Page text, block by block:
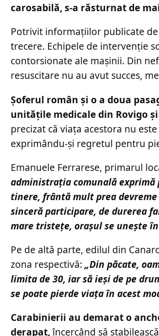
carosabilă, s-a răsturnat de
Potrivit informațiilor publicate de
trecere. Echipele de intervenție
contorsionate ale mașinii. Din
resuscitare nu au avut succes,
Șoferul român și o a doua
unitățile medicale din Rovigo
precizat că viața acestora nu
exprimându-și regretul pentru
Emanuele Ferrarese, primarul
administrația comunală
tinere, frântă mult prea
sinceră participare, de durerea
mare tristețe, orașul se unește
Pe de altă parte, edilul din
zona respectivă: „Din păcate,
limita de 30, iar să ieși de pe
se poate pierde viața în acest
Carabinierii au demarat o
derapat,încercând să